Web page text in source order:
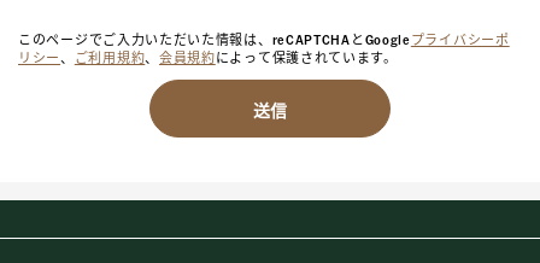
このページでご入力いただいた情報は、reCAPTCHAとGoogleプライバシーポ
リシー、 ご利用規約、 会員規約によって保護されています。
送信